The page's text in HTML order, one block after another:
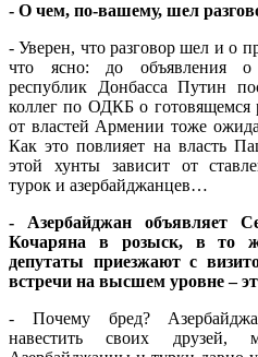
- О чем, по-вашему, шел
- Уверен, что разговор шел и о
что ясно: до объявления о
республик Донбасса Путин
коллег по ОДКБ о готовящемся
от властей Армении тоже
Как это повлияет на власть
этой хунты зависит от
турок и азербайджанцев…
- Азербайджан объявляет
Кочаряна в розыск, в то
депутаты приезжают с
встречи на высшем уровне –
- Почему бред?
навестить своих